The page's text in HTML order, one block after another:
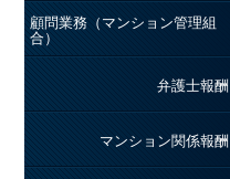
顧問業務（マンション管理組
合）
弁護士報酬
マンション関係報酬